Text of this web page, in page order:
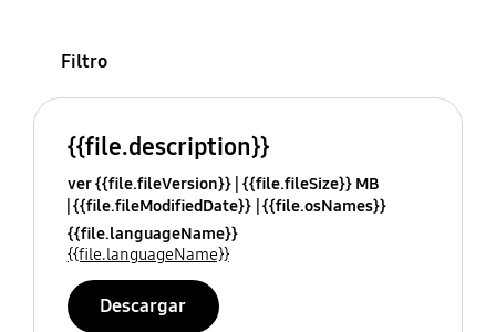
Filtro
{{file.description}}
ver {{file.fileVersion}} {{file.fileSize}} MB
{{file.fileModifiedDate}} {{file.osNames}}
{{file.languageName}}
{{file.languageName}}
Descargar